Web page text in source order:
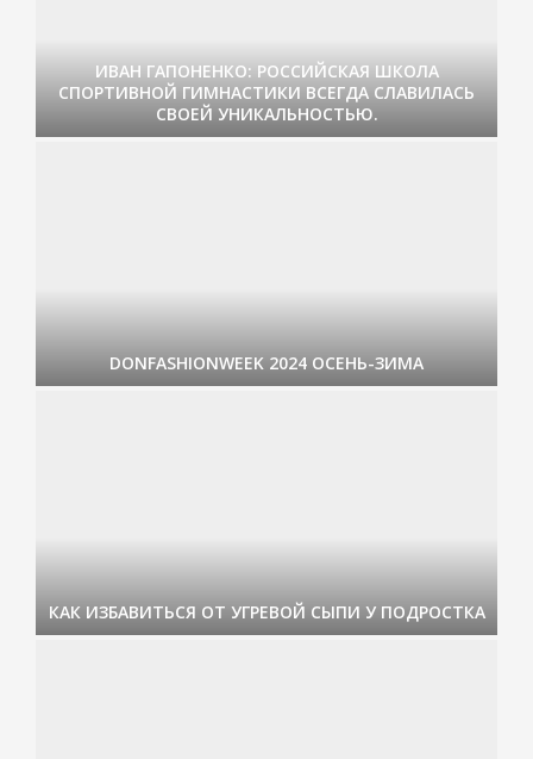
ИВАН ГАПОНЕНКО: РОССИЙСКАЯ ШКОЛА
СПОРТИВНОЙ ГИМНАСТИКИ ВСЕГДА СЛАВИЛАСЬ
СВОЕЙ УНИКАЛЬНОСТЬЮ.
DONFASHIONWEEK 2024 ОСЕНЬ-ЗИМА
КАК ИЗБАВИТЬСЯ ОТ УГРЕВОЙ СЫПИ У ПОДРОСТКА